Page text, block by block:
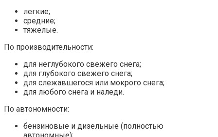
легкие;
средние;
тяжелые.
По производительности:
для неглубокого свежего снега;
для глубокого свежего снега;
для слежавшегося или мокрого снега;
для любого снега и наледи.
По автономности:
бензиновые и дизельные (полностью